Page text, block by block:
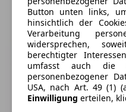
Button unten links,
hinsichtlich der
Verarbeitung
widersprechen,
berechtigter
umfasst auch die
personenbezogener
USA, nach Art. 49 (1)
Einwilligung erteilen,